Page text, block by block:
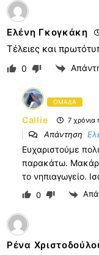
Ελένη Γκογκάκη
Τέλειες και
0
ΟΜΑΔΑ
Callie 7 χρόνια
Απάντηση
Ευχαριστούμε
παρακάτω.
το νηπιαγωγείο.
0
Ρένα